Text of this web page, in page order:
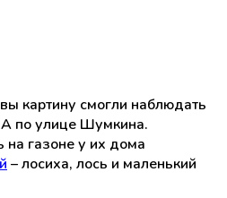
картину смогли наблюдать
по улице Шумкина.
на газоне у их дома
– лосиха, лось и маленький